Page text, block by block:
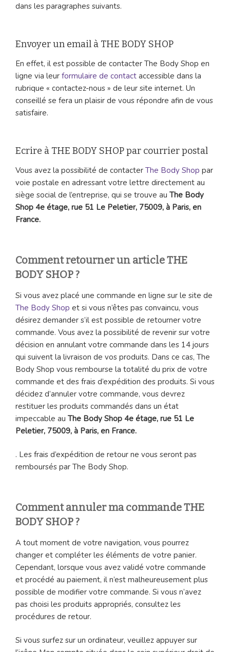
dans les paragraphes suivants.
Envoyer un email à THE BODY SHOP
En effet, il est possible de contacter The Body Shop en
ligne via leur formulaire de contact accessible dans la
rubrique « contactez-nous » de leur site internet. Un
conseillé se fera un plaisir de vous répondre afin de vous
satisfaire.
Ecrire à THE BODY SHOP par courrier postal
Vous avez la possibilité de contacter The Body Shop par
voie postale en adressant votre lettre directement au
siège social de l’entreprise, qui se trouve au The Body
Shop 4e étage, rue 51 Le Peletier, 75009, à Paris, en
France.
Comment retourner un article THE
BODY SHOP ?
Si vous avez placé une commande en ligne sur le site de
The Body Shop et si vous n’êtes pas convaincu, vous
désirez demander s’il est possible de retourner votre
commande. Vous avez la possibilité de revenir sur votre
décision en annulant votre commande dans les 14 jours
qui suivent la livraison de vos produits. Dans ce cas, The
Body Shop vous rembourse la totalité du prix de votre
commande et des frais d’expédition des produits. Si vous
décidez d’annuler votre commande, vous devrez
restituer les produits commandés dans un état
impeccable au The Body Shop 4e étage, rue 51 Le
Peletier, 75009, à Paris, en France.
. Les frais d’expédition de retour ne vous seront pas
remboursés par The Body Shop.
Comment annuler ma commande THE
BODY SHOP ?
A tout moment de votre navigation, vous pourrez
changer et compléter les éléments de votre panier.
Cependant, lorsque vous avez validé votre commande
et procédé au paiement, il n’est malheureusement plus
possible de modifier votre commande. Si vous n’avez
pas choisi les produits appropriés, consultez les
procédures de retour.
Si vous surfez sur un ordinateur, veuillez appuyer sur